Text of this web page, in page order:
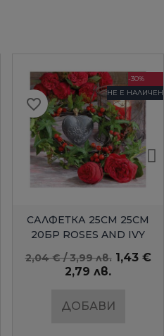
БЪРЗ ПРЕГЛЕД
-30%
НЕ Е НАЛИЧЕН
САЛФЕТКА 25СМ 25СМ
20БР ROSES AND IVY
AMBIENTE
2,04 € / 3,99 лв. 1,43 €
2,79 лв.
ДОБАВИ
favorite_border